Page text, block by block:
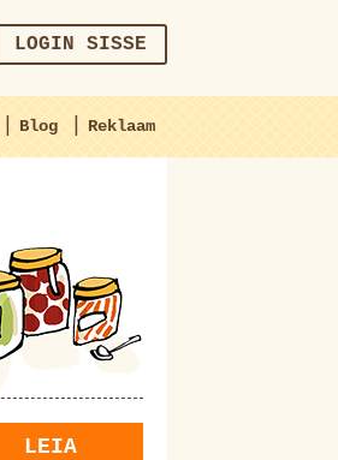
LOGIN SISSE
| Blog | Reklaam
LEIA